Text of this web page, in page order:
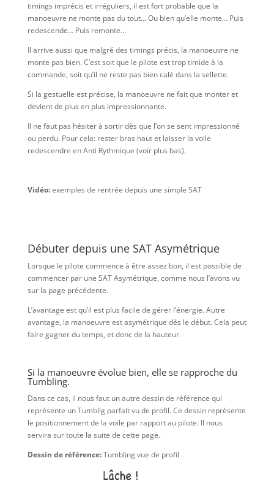
timings imprécis et irréguliers, il est fort probable que la
manoeuvre ne monte pas du tout… Ou bien qu’elle monte… Puis
redescende… Puis remonte…
Il arrive aussi que malgré des timings précis, la manoeuvre ne
monte pas bien. C’est soit que le pilote est trop timide à la
commande, soit qu’il ne reste pas bien calé dans la sellette.
Si la gestuelle est précise, la manoeuvre ne fait que monter et
devient de plus en plus impressionnante.
Il ne faut pas hésiter à sortir dès que l’on se sent impressionné
ou perdu. Pour cela: rester bras haut et laisser la voile
redescendre en Anti Rythmique (voir plus bas).
Vidéo:exemples de rentrée depuis une simple SAT
Débuter depuis une SAT Asymétrique
Lorsque le pilote commence à être assez bon, il est possible de
commencer par une SAT Asymétrique, comme nous l’avons vu
sur la page précédente.
L’avantage est qu’il est plus facile de gérer l’énergie. Autre
avantage, la manoeuvre est asymétrique dès le début. Cela peut
faire gagner du temps, et donc de la hauteur.
Si la manoeuvre évolue bien, elle se rapproche du
Tumbling.
Dans ce cas, il nous faut un autre dessin de référence qui
représente un Tumblig parfait vu de profil. Ce dessin représente
le positionnement de la voile par rapport au pilote. Il nous
servira sur toute la suite de cette page.
Dessin de référence:Tumbling vue de profil